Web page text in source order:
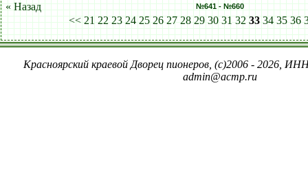
« Назад
№641 - №660
<< 21 22 23 24 25 26 27 28 29 30 31 32 33 34 35 36
Красноярский краевой Дворец пионеров, (c)2006 - 2026,
admin@acmp.ru